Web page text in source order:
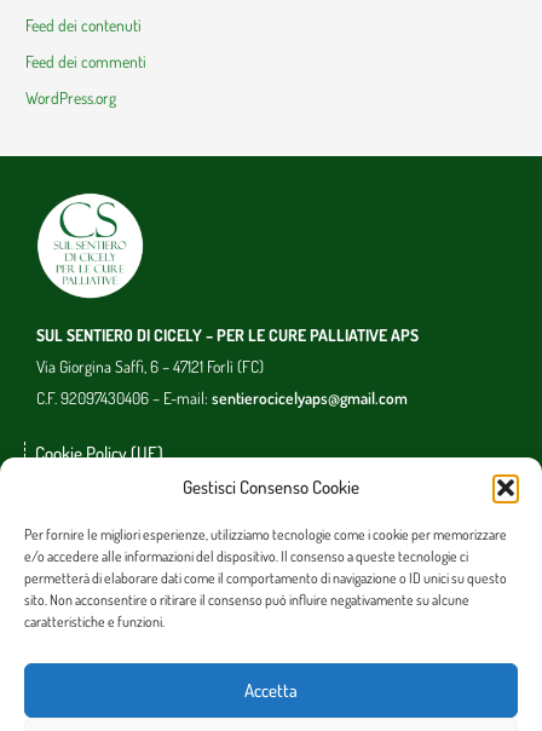
Gestisci Consenso Cookie
Per fornire le migliori esperienze, utilizziamo tecnologie come i cookie per memorizzare
e/o accedere alle informazioni del dispositivo. Il consenso a queste tecnologie ci
permetterà di elaborare dati come il comportamento di navigazione o ID unici su questo
sito. Non acconsentire o ritirare il consenso può influire negativamente su alcune
caratteristiche e funzioni.
Accetta
Feed dei contenuti
Feed dei commenti
WordPress.org
SUL SENTIERO DI CICELY – PER LE CURE PALLIATIVE APS
Via Giorgina Saffi, 6 – 47121 Forlì (FC)
C.F. 92097430406 – E-mail: sentierocicelyaps@gmail.com
Cookie Policy (UE)
Acconsento al trattamento dati ai sensi del d.lgs n.196 del 30.6.2003 e all’art. 13 GDPR